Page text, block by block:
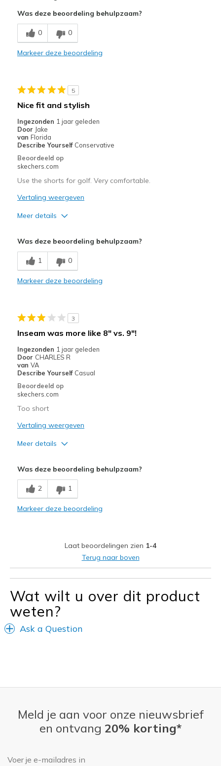
Stylish
Beste toepassingen
Casual Wear
Special Occasions
Width
Sizing
Feels true to size
Was deze beoordeling behulpzaam?
0 0
Markeer deze beoordeling
5
Nice fit and stylish
Ingezonden 1 jaar geleden
Door Jake
van Florida
Describe Yourself Conservative
Beoordeeld op
skechers.com
Use the shorts for golf. Very comfortable.
Vertaling weergeven
Meer details
Comfortable
Stylish
Casual Wear
Width
Sizing
Feels true to size
Was deze beoordeling behulpzaam?
1 0
Markeer deze beoordeling
3
Inseam was more like 8" vs. 9"!
Ingezonden 1 jaar geleden
Door CHARLES R
van VA
Describe Yourself Casual
Beoordeeld op
skechers.com
Too short
Vertaling weergeven
Meer details
Width
Sizing
Feels true to size
Was deze beoordeling behulpzaam?
2 1
Markeer deze beoordeling
Laat beoordelingen zien 1-4
Terug naar boven
Wat wilt u over dit product
weten?
Ask a Question
Meld je aan voor onze nieuwsbrief
en ontvang 20% korting*
E-mailadres